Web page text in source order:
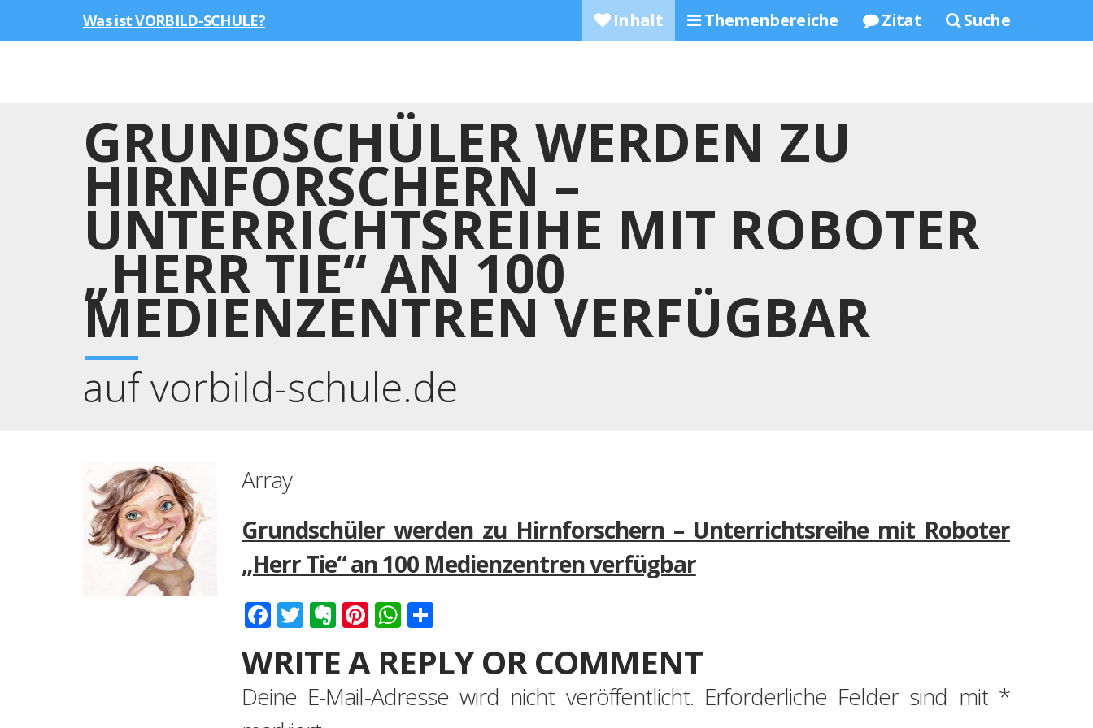
Was ist VORBILD-SCHULE? Inhalt Themenbereiche Zitat Suche
GRUNDSCHÜLER WERDEN ZU
HIRNFORSCHERN –
UNTERRICHTSREIHE MIT ROBOTER
„HERR TIE“ AN 100
MEDIENZENTREN VERFÜGBAR
auf vorbild-schule.de
Array
Grundschüler werden zu Hirnforschern – Unterrichtsreihe mit Roboter
„Herr Tie“ an 100 Medienzentren verfügbar
Facebook
Twitter
Evernote
Pinterest
WhatsApp
WRITE A REPLY OR COMMENT
Deine E-Mail-Adresse wird nicht veröffentlicht. Erforderliche Felder sind mit *